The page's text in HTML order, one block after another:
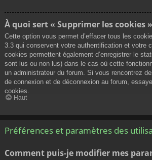
À quoi sert « Supprimer les cookies
Cette option vous permet d’effacer tous les
3.3 qui conservent votre authentification et votre
cookies permettent également d’enregistrer le
sont lus ou non lus) dans le cas où cette
un administrateur du forum. Si vous rencontrez
de connexion et de déconnexion au forum,
cookies.
Haut
Préférences et paramètres des
Comment puis-je modifier mes